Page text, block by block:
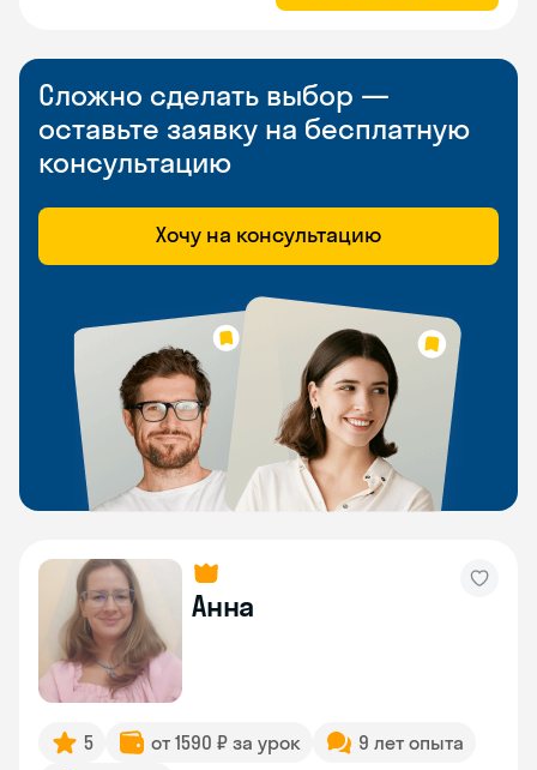
Сложно сделать выбор —
оставьте заявку на бесплатную
консультацию
Хочу на консультацию
Анна
5 от 1590 ₽ за урок
9 лет опыта